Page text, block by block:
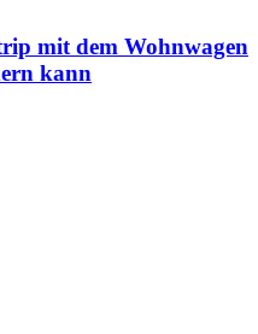
mit dem Wohnwagen
kann